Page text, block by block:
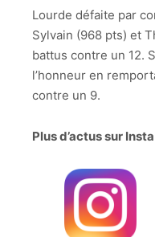
Lourde défaite par
Sylvain (968 pts) et
battus contre un 12.
l’honneur en
contre un 9.
Plus d’actus sur